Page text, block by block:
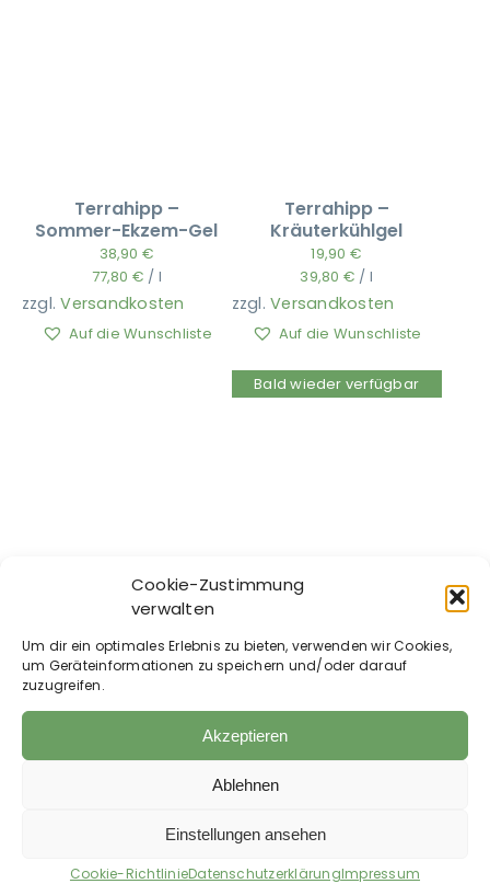
Cookie-Zustimmung
verwalten
Um dir ein optimales Erlebnis zu bieten, verwenden wir Cookies,
um Geräteinformationen zu speichern und/oder darauf
zuzugreifen.
Akzeptieren
Ablehnen
Einstellungen ansehen
Cookie-RichtlinieDatenschutzerklärungImpressum
Terrahipp –
Sommer-Ekzem-Gel
38,90 €
77,80 € / l
zzgl.Versandkosten
Auf die Wunschliste
Terrahipp –
Kräuterkühlgel
19,90 €
39,80 € / l
zzgl.Versandkosten
Auf die Wunschliste
Terrahipp – Fertige
gemahlen
ab9,80€
9,80€–
Bald wieder verfügbar
Lavendel und
Margosaextrakt
37,80€/l
zzgl.Versandkosten